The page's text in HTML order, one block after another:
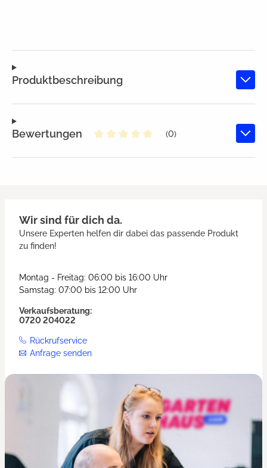
Produktbeschreibung
Bewertungen
(0)
Wir sind für dich da.
Unsere Experten helfen dir dabei das passende Produkt
zu finden!
Montag - Freitag: 06:00 bis 16:00 Uhr
Samstag: 07:00 bis 12:00 Uhr
Verkaufsberatung:
0720 204022
Rückrufservice
Anfrage senden